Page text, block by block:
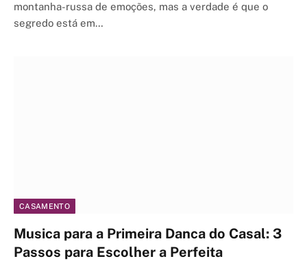
montanha-russa de emoções, mas a verdade é que o
segredo está em…
CASAMENTO
Musica para a Primeira Danca do Casal: 3
Passos para Escolher a Perfeita